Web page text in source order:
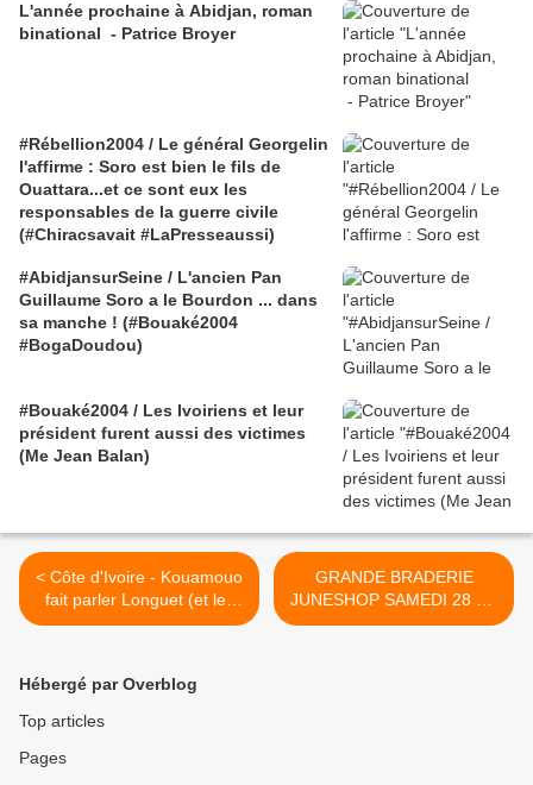
L'année prochaine à Abidjan, roman
binational - Patrice Broyer
#Rébellion2004 / Le général Georgelin
l'affirme : Soro est bien le fils de
Ouattara...et ce sont eux les
responsables de la guerre civile
(#Chiracsavait #LaPresseaussi)
#AbidjansurSeine / L'ancien Pan
Guillaume Soro a le Bourdon ... dans
sa manche ! (#Bouaké2004
#BogaDoudou)
#Bouaké2004 / Les Ivoiriens et leur
président furent aussi des victimes
(Me Jean Balan)
< Côte d'Ivoire - Kouamouo
fait parler Longuet (et les
images d'Arte)
GRANDE BRADERIE
JUNESHOP SAMEDI 28 ET
DMANCHE 29 MAI 12H00-
Hébergé par Overblog
Top articles
Pages